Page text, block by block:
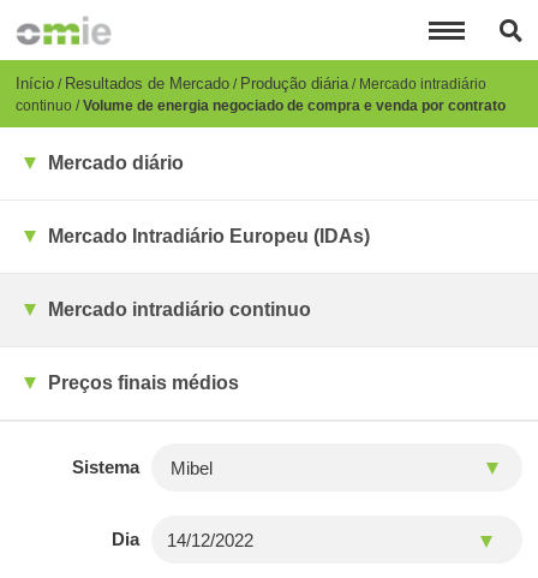
para
conteúdo
principal
Breadcrumb
Início Resultados de Mercado Produção diária Mercado intradiário
continuo Volume de energia negociado de compra e venda por contrato
Mercado diário
Mercado Intradiário Europeu (IDAs)
Mercado intradiário continuo
Preços finais médios
Sistema
Dia